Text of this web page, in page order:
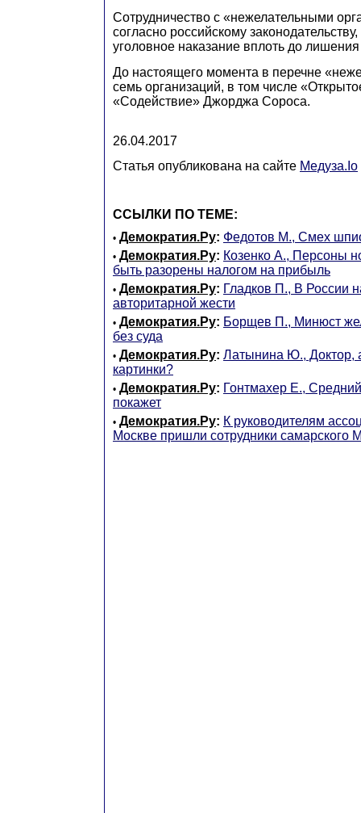
Сотрудничество с «нежелательными
согласно российскому
уголовное наказание вплоть до
До настоящего момента в перечне
семь организаций, в том числе
«Содействие» Джорджа Сороса.
26.04.2017
Статья опубликована на сайте Медуза.Io
ССЫЛКИ ПО ТЕМЕ:
• Демократия.Ру: Федотов М., Смех
• Демократия.Ру: Козенко А., Персоны
быть разорены налогом на прибыль
• Демократия.Ру: Гладков П., В России
авторитарной жести
• Демократия.Ру: Борщев П., Минюст
без суда
• Демократия.Ру: Латынина Ю., Доктор,
картинки?
• Демократия.Ру: Гонтмахер Е.,
покажет
• Демократия.Ру: К руководителям
Москве пришли сотрудники самарского